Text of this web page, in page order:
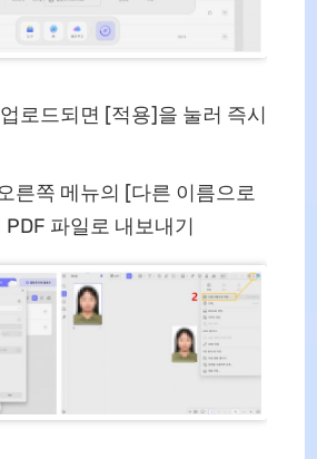
로드되면 [적용]을 눌러 즉시
른쪽 메뉴의 [다른 이름으로
파일로 내보내기